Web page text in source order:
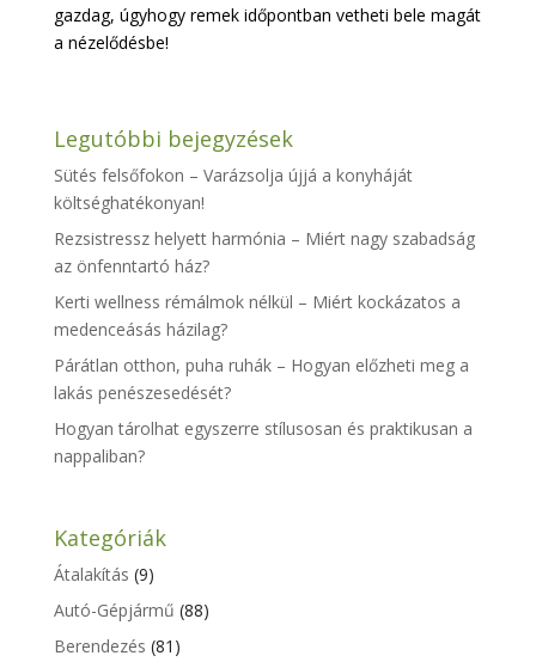
gazdag, úgyhogy remek időpontban vetheti bele magát
a nézelődésbe!
Legutóbbi bejegyzések
Sütés felsőfokon – Varázsolja újjá a konyháját
költséghatékonyan!
Rezsistressz helyett harmónia – Miért nagy szabadság
az önfenntartó ház?
Kerti wellness rémálmok nélkül – Miért kockázatos a
medenceásás házilag?
Párátlan otthon, puha ruhák – Hogyan előzheti meg a
lakás penészesedését?
Hogyan tárolhat egyszerre stílusosan és praktikusan a
nappaliban?
Kategóriák
Átalakítás (9)
Autó-Gépjármű (88)
Berendezés (81)